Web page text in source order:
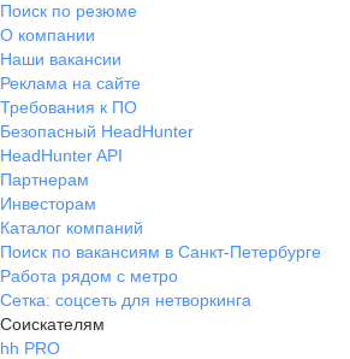
Поиск по резюме
О компании
Наши вакансии
Реклама на сайте
Требования к ПО
Безопасный HeadHunter
HeadHunter API
Партнерам
Инвесторам
Каталог компаний
Поиск по вакансиям в Санкт-Петербурге
Работа рядом с метро
Сетка: соцсеть для нетворкинга
Соискателям
hh PRO